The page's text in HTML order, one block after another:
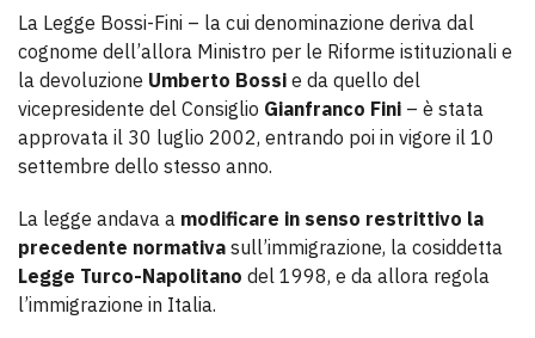
La Legge Bossi-Fini – la cui denominazione deriva dal
cognome dell’allora Ministro per le Riforme istituzionali e
la devoluzione Umberto Bossi e da quello del
vicepresidente del Consiglio Gianfranco Fini – è stata
approvata il 30 luglio 2002, entrando poi in vigore il 10
settembre dello stesso anno.
La legge andava a modificare in senso restrittivo la
precedente normativa sull’immigrazione, la cosiddetta
Legge Turco-Napolitano del 1998, e da allora regola
l’immigrazione in Italia.